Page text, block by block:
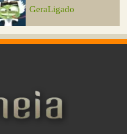
GeraLigado